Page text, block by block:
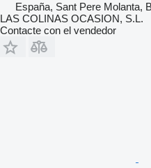
España, Sant Pere Molanta,
LAS COLINAS OCASION, S.L.
Contacte con el vendedor